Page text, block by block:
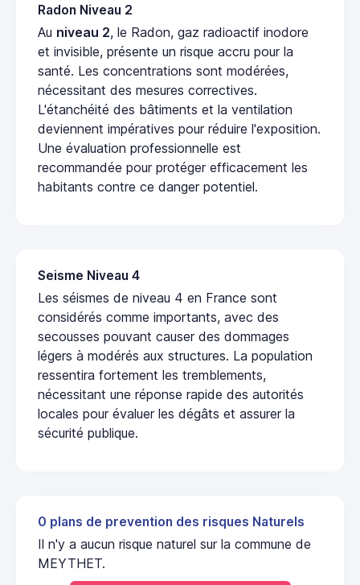
Radon Niveau 2
Au niveau 2, le Radon, gaz radioactif inodore
et invisible, présente un risque accru pour la
santé. Les concentrations sont modérées,
nécessitant des mesures correctives.
L'étanchéité des bâtiments et la ventilation
deviennent impératives pour réduire l'exposition.
Une évaluation professionnelle est
recommandée pour protéger efficacement les
habitants contre ce danger potentiel.
Seisme Niveau 4
Les séismes de niveau 4 en France sont
considérés comme importants, avec des
secousses pouvant causer des dommages
légers à modérés aux structures. La population
ressentira fortement les tremblements,
nécessitant une réponse rapide des autorités
locales pour évaluer les dégâts et assurer la
sécurité publique.
0 plans de prevention des risques Naturels
Il n'y a aucun risque naturel sur la commune de
MEYTHET.